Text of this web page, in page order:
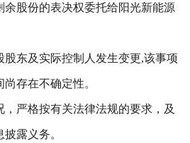
余股份的表决权委托给阳光新能源
东及实际控制人发生变更,该事项
存在不确定性。
严格按有关法律法规的要求，及
露义务。